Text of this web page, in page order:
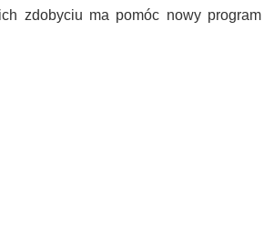
zdobyciu ma pomóc nowy program